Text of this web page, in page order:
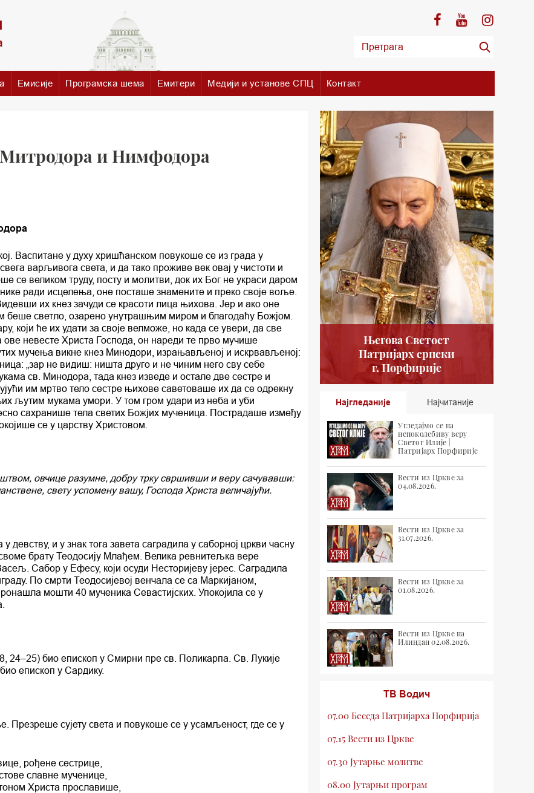
Емисије Програмска шема Емитери Медији и установе СПЦ Контакт
и Нимфодора
Васпитане у духу хришћанском повукоше се из града у
варљивога света, и да тако проживе век овај у чистоти и
се великом труду, посту и молитви, док их Бог не украси даром
ради исцелења, оне посташе знамените и преко своје воље.
их кнез зачуди се красоти лица њихова. Јер и ако оне
беше светло, озарено унутрашњим миром и благодаћу Божјом.
који ће их удати за своје велможе, но када се увери, да све
невесте Христа Господа, он нареди те прво мучише
мучења викне кнез Минодори, израњављеној и искрвављеној:
„зар не видиш: ништа друго и не чиним него сву себе
св. Минодора, тада кнез изведе и остале две сестре и
им мртво тело сестре њихове саветоваше их да се одрекну
љутим мукама умори. У том гром удари из неба и уби
сахранише тела светих Божјих мученица. Пострадаше између
се у царству Христовом.
овчице разумне, добру трку свршивши и веру сачувавши:
свету успомену вашу, Господа Христа величајући.
и у знак тога завета саградила у саборној цркви часну
брату Теодосију Млађем. Велика ревнитељка вере
Сабор у Ефесу, који осуди Несторијеву јерес. Саградила
По смрти Теодосијевој венчала се са Маркијаном,
мошти 40 мученика Севастијских. Упокојила се у
24–25) био епископ у Смирни пре св. Поликарпа. Св. Лукије
епископ у Сардику.
Презреше сујету света и повукоше се у усамљеност, где се у
рођене сестрице,
славне мученице,
Христа прославише,
Његова Светост
Патријарх српски
г. Порфирије
Најгледаније Најчитаније
Угледајмо се на
непоколебиву веру
Светог Илије |
Патријарх Порфирије
Вести из Цркве за
04.08.2026.
Вести из Цркве за
31.07.2026.
Вести из Цркве за
01.08.2026.
Вести из Цркве на
Илиндан 02.08.2026.
ТВ Водич
07.00 Беседа Патријарха Порфирија
07.15 Вести из Цркве
07.30 Јутарње молитве
08.00 Јутарњи програм